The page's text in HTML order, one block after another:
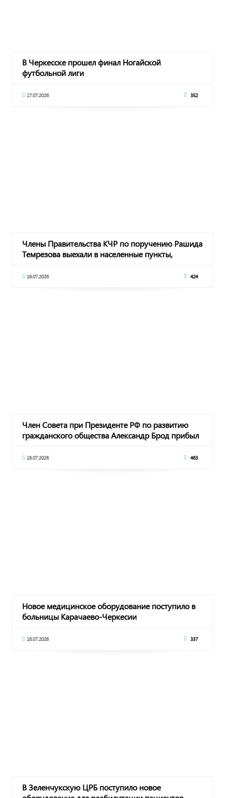
В Черкесске прошел финал Ногайской
футбольной лиги
17.07.2026 352
Члены Правительства КЧР по поручению Рашида
Темрезова выехали в населенные пункты,
16.07.2026 424
Член Совета при Президенте РФ по развитию
гражданского общества Александр Брод прибыл
16.07.2026 463
Новое медицинское оборудование поступило в
больницы Карачаево-Черкесии
16.07.2026 337
В Зеленчукскую ЦРБ поступило новое